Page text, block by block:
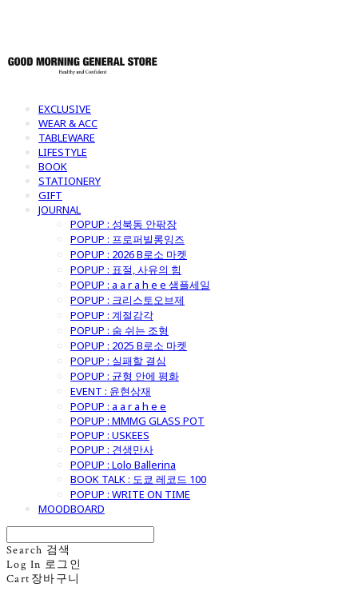
EXCLUSIVE
WEAR & ACC
TABLEWARE
LIFESTYLE
BOOK
STATIONERY
GIFT
JOURNAL
POPUP : 성북동 안팎장
POPUP : 프로퍼빌롱잉즈
POPUP : 2026 B로소 마켓
POPUP : 표절, 사유의 힘
POPUP : a a r a h e e 샘플세일
POPUP : 크리스토오브제
POPUP : 계절감각
POPUP : 숨 쉬는 조형
POPUP : 2025 B로소 마켓
POPUP : 실패할 결심
POPUP : 균형 안에 평화
EVENT : 윤현상재
POPUP : a a r a h e e
POPUP : MMMG GLASS POT
POPUP : USKEES
POPUP : 견생만사
POPUP : Lolo Ballerina
BOOK TALK : 도쿄 레코드 100
POPUP : WRITE ON TIME
MOODBOARD
Search 검색
Log In 로그인
Cart 장바구니